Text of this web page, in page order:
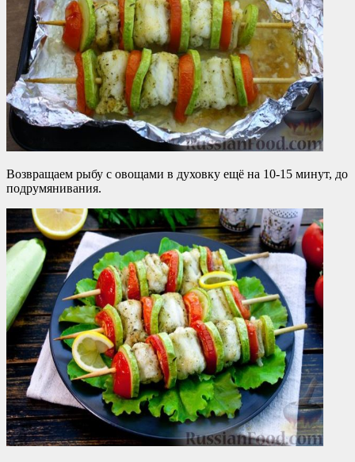
Возвращаем рыбу с овощами в духовку ещё на 10-15 минут, до
подрумянивания.